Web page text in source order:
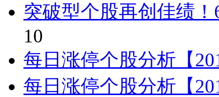
突破型个股再创佳绩
10
每日涨停个股分析【
每日涨停个股分析【